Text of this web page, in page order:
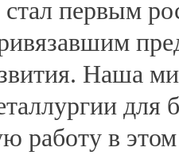
первым
Наша
работу в